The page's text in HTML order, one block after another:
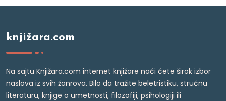
knjižara.com
Na sajtu Knjižara.com internet knjižare naći ćete širok izbor
naslova iz svih žanrova. Bilo da tražite beletristiku, stručnu
literaturu, knjige o umetnosti, filozofiji, psihologiji ili